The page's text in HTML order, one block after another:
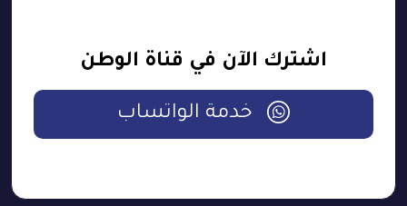
اشترك الآن في قناة الوطن
خدمة الواتساب